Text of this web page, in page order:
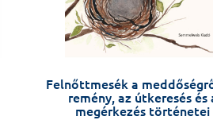
Felnőttmesék a meddőségről -
remény, az útkeresés és
megérkezés történetei